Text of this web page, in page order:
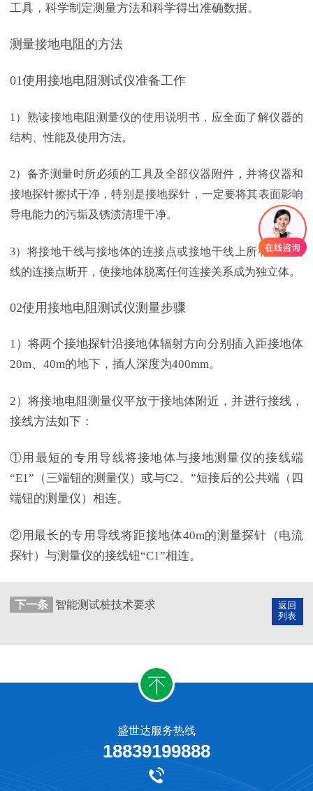
工具，科学制定测量方法和科学得出准确数据。
测量接地电阻的方法
01使用接地电阻测试仪准备工作
1）熟读接地电阻测量仪的使用说明书，应全面了解仪器的
结构、性能及使用方法。
2）备齐测量时所必须的工具及全部仪器附件，并将仪器和
接地探针擦拭干净，特别是接地探针，一定要将其表面影响
导电能力的污垢及锈渍清理干净。
3）将接地干线与接地体的连接点或接地干线上所有接地支
线的连接点断开，使接地体脱离任何连接关系成为独立体。
02使用接地电阻测试仪测量步骤
1）将两个接地探针沿接地体辐射方向分别插入距接地体
20m、40m的地下，插人深度为400mm。
2）将接地电阻测量仪平放于接地体附近，并进行接线，
接线方法如下：
①用最短的专用导线将接地体与接地测量仪的接线端
“E1”（三端钮的测量仪）或与C2、”短接后的公共端（四
端钮的测量仪）相连。
②用最长的专用导线将距接地体40m的测量探针（电流
探针）与测量仪的接线钮“C1”相连。
返回
列表
下一条 智能测试桩技术要求
盛世达服务热线
18839199888